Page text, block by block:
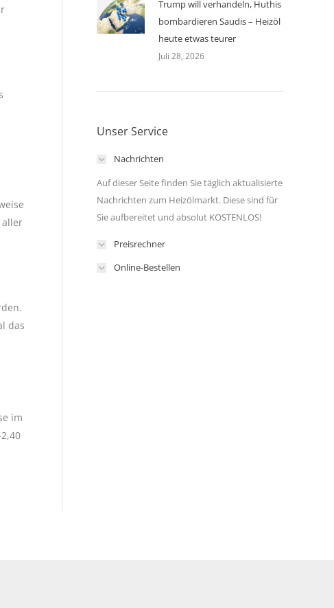
aller
das
im
Trump will verhandeln, Huthis
bombardieren Saudis – Heizöl
heute etwas teurer
Juli 28, 2026
Unser Service
Nachrichten
Auf dieser Seite finden Sie täglich aktualisierte
Nachrichten zum Heizölmarkt. Diese sind für
Sie aufbereitet und absolut KOSTENLOS!
Preisrechner
Online-Bestellen